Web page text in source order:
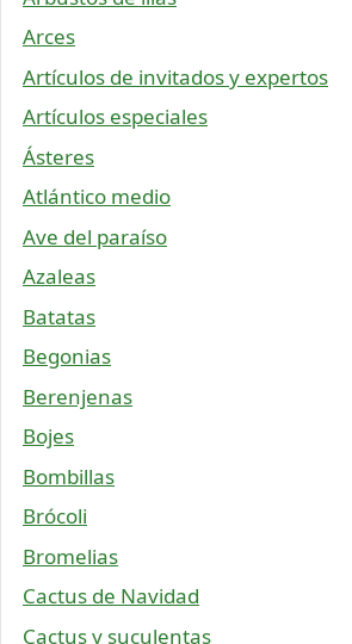
Arces
Artículos de invitados y expertos
Artículos especiales
Ásteres
Atlántico medio
Ave del paraíso
Azaleas
Batatas
Begonias
Berenjenas
Bojes
Bombillas
Brócoli
Bromelias
Cactus de Navidad
Cactus y suculentas